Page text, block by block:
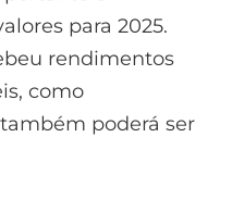
para 2025.
rendimentos
como
poderá ser